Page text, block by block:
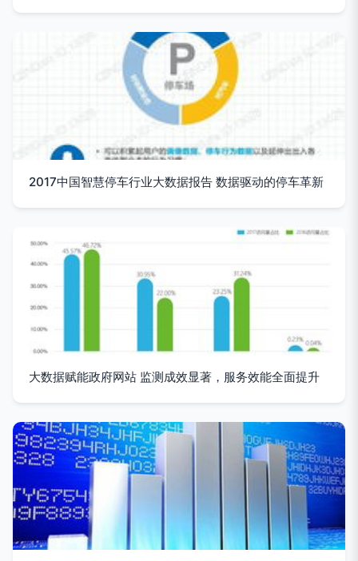
2017中国智慧停车行业大数据报告 数据驱动的停车革新
大数据赋能政府网站 监测成效显著，服务效能全面提升